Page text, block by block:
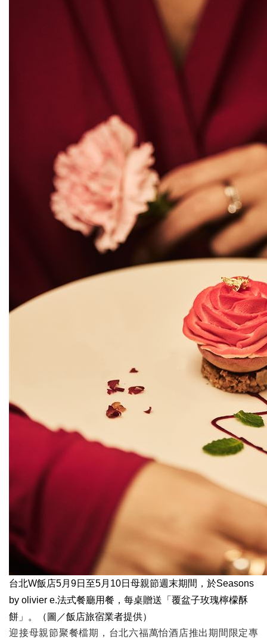
台北W飯店5月9日至5月10日母親節週末期間，於Seasons
by olivier e.法式餐廳用餐，每桌贈送「覆盆子玫瑰檸檬酥
餅」。（圖／飯店旅宿業者提供）
迎接母親節聚餐檔期，台北六福萬怡酒店推出期間限定專